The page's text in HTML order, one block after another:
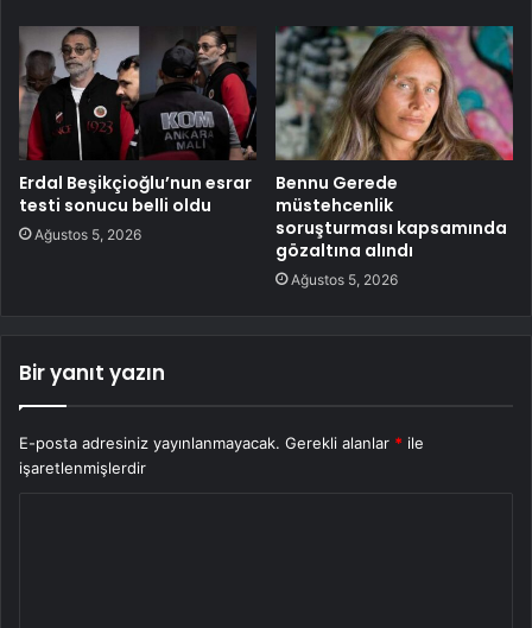
Erdal Beşikçioğlu’nun esrar
testi sonucu belli oldu
Ağustos 5, 2026
Bennu Gerede
müstehcenlik
soruşturması kapsamında
gözaltına alındı
Ağustos 5, 2026
Bir yanıt yazın
E-posta adresiniz yayınlanmayacak. Gerekli alanlar * ile
işaretlenmişlerdir